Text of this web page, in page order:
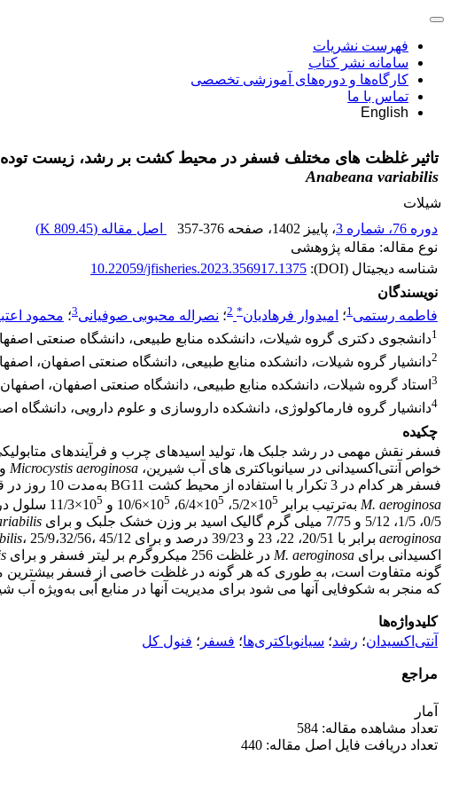
فهرست نشریات
سامانه نشر کتاب
کارگاه‌ها و دوره‌های آموزشی تخصصی
تماس با ما
English
تاثیر غلظت های مختلف فسفر در محیط کشت بر رشد، زیست توده،
Anabeana variabilis
شیلات
دوره 76، شماره 3
، پاییز 1402 ، صفحه 357-376 اصل مقاله (809.45 K
)
نوع مقاله: مقاله پژوهشی
شناسه دیجیتال (DOI):
10.22059/jfisheries.2023.356917.1375
نویسندگان
فاطمه رستمی1؛ امیدوار فرهادیان*
2؛ نصراله محبوبی صوفیانی3؛ محمود
1دانشجوی دکتری گروه شیلات، دانشکده منابع طبیعی، دانشگاه صنعتی
2دانشیار گروه شیلات، دانشکده منابع طبیعی، دانشگاه صنعتی اصفهان،
3 استاد گروه شیلات، دانشکده منابع طبیعی، دانشگاه صنعتی اصفهان،
4دانشیار گروه فارماکولوژی، دانشکده داروسازی و علوم دارویی، دانشگاه
چکیده
فسفر نقش مهمی در رشد جلبک­ ها، تولید اسیدهای چرب و فرآیندهای
خواص آنتی‌اکسیدانی در سیانوباکتری­ های آب شیرین، Microcystis aeroginosa و
فسفر هر کدام در 3 تکرار با استفاده از محیط کشت BG11 به‌مدت 10 روز در قالب طرح کاملاً تصادفی انجام شد. میانگین تعداد سلول­ ها در تیمارهای صفر (شاهد)، 0/5، 64 و 256 میکروگرم برلیتر فسفر برای
M. aeroginosa به‌ترتیب برابر 10 5 ×5/2، 10 5 ×6/4، 10 5 ×10/6 و 10 5 ×11/3 سلول در میلی­ لیتر و برای
0/5، 1/5، 5/12 و 7/75 میلی­ گرم گالیک اسید بر وزن خشک جلبک و برای
aeroginosa برابر با 20/51، 22، 23 و 39/23 درصد و برای
اکسیدانی برای M. aeroginosa در غلظت 256 میکروگرم بر لیتر فسفر و برای
گونه متفاوت است، به­ طوری که هر گونه در غلظت خاصی از فسفر بیش­ترین
که منجر به شکوفایی آن­ها می ­شود برای مدیریت آن­ها در منابع آبی به‌ویژه
کلیدواژه‌ها
آنتی‌اکسیدان؛ رشد؛ سیانوباکتری‌ها؛ فسفر ؛ فنول کل
مراجع
آمار
تعداد مشاهده مقاله: 584
تعداد دریافت فایل اصل مقاله: 440